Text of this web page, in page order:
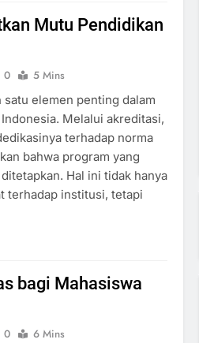
Mutu Pendidikan
0
5 Mins
elemen penting dalam
Melalui akreditasi,
terhadap norma
bahwa program yang
Hal ini tidak hanya
terhadap institusi, tetapi
bagi Mahasiswa
0
6 Mins